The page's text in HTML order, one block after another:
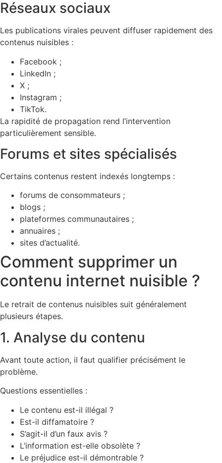
Réseaux sociaux
Les publications virales peuvent diffuser rapidement des
contenus nuisibles :
Facebook ;
LinkedIn ;
X ;
Instagram ;
TikTok.
La rapidité de propagation rend l’intervention
particulièrement sensible.
Forums et sites spécialisés
Certains contenus restent indexés longtemps :
forums de consommateurs ;
blogs ;
plateformes communautaires ;
annuaires ;
sites d’actualité.
Comment supprimer un
contenu internet nuisible ?
Le retrait de contenus nuisibles suit généralement
plusieurs étapes.
1. Analyse du contenu
Avant toute action, il faut qualifier précisément le
problème.
Questions essentielles :
Le contenu est-il illégal ?
Est-il diffamatoire ?
S’agit-il d’un faux avis ?
L’information est-elle obsolète ?
Le préjudice est-il démontrable ?